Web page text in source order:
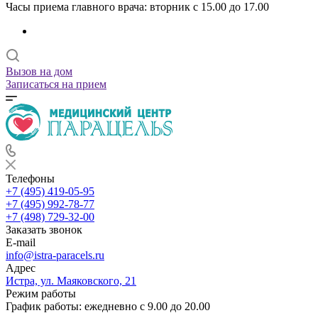
Часы приема главного врача: вторник с 15.00 до 17.00
Вызов на дом
Записаться на прием
Телефоны
+7 (495) 419-05-95
+7 (495) 992-78-77
+7 (498) 729-32-00
Заказать звонок
E-mail
info@istra-paracels.ru
Адрес
Истра, ул. Маяковского, 21
Режим работы
График работы: ежедневно с 9.00 до 20.00